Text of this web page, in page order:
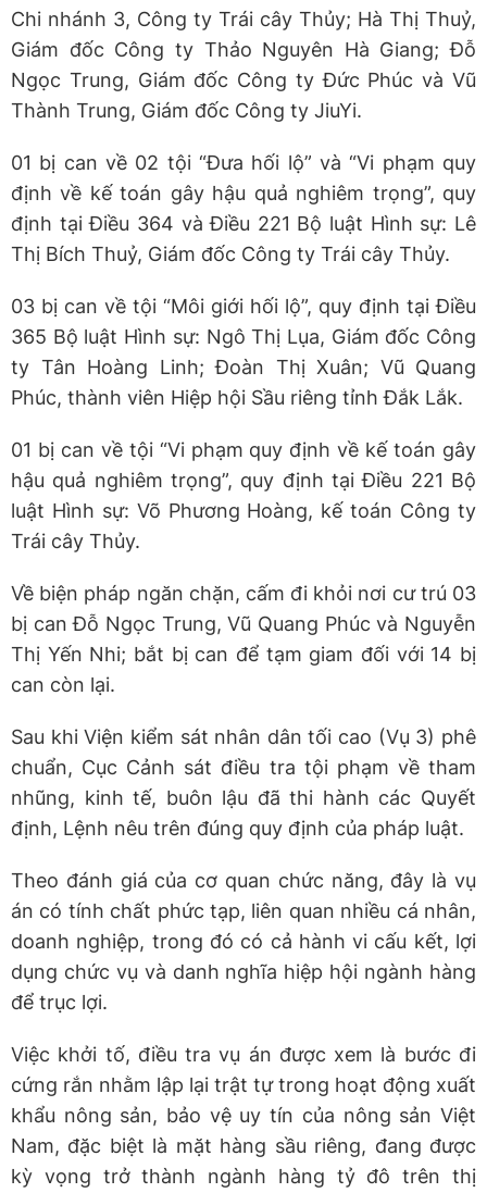
Chi nhánh 3, Công ty Trái cây Thủy; Hà Thị Thuỷ,
Giám đốc Công ty Thảo Nguyên Hà Giang; Đỗ
Ngọc Trung, Giám đốc Công ty Đức Phúc và Vũ
Thành Trung, Giám đốc Công ty JiuYi.
01 bị can về 02 tội “Đưa hối lộ” và “Vi phạm quy
định về kế toán gây hậu quả nghiêm trọng”, quy
định tại Điều 364 và Điều 221 Bộ luật Hình sự: Lê
Thị Bích Thuỷ, Giám đốc Công ty Trái cây Thủy.
03 bị can về tội “Môi giới hối lộ”, quy định tại Điều
365 Bộ luật Hình sự: Ngô Thị Lụa, Giám đốc Công
ty Tân Hoàng Linh; Đoàn Thị Xuân; Vũ Quang
Phúc, thành viên Hiệp hội Sầu riêng tỉnh Đắk Lắk.
01 bị can về tội “Vi phạm quy định về kế toán gây
hậu quả nghiêm trọng”, quy định tại Điều 221 Bộ
luật Hình sự: Võ Phương Hoàng, kế toán Công ty
Trái cây Thủy.
Về biện pháp ngăn chặn, cấm đi khỏi nơi cư trú 03
bị can Đỗ Ngọc Trung, Vũ Quang Phúc và Nguyễn
Thị Yến Nhi; bắt bị can để tạm giam đối với 14 bị
can còn lại.
Sau khi Viện kiểm sát nhân dân tối cao (Vụ 3) phê
chuẩn, Cục Cảnh sát điều tra tội phạm về tham
nhũng, kinh tế, buôn lậu đã thi hành các Quyết
định, Lệnh nêu trên đúng quy định của pháp luật.
Theo đánh giá của cơ quan chức năng, đây là vụ
án có tính chất phức tạp, liên quan nhiều cá nhân,
doanh nghiệp, trong đó có cả hành vi cấu kết, lợi
dụng chức vụ và danh nghĩa hiệp hội ngành hàng
để trục lợi.
Việc khởi tố, điều tra vụ án được xem là bước đi
cứng rắn nhằm lập lại trật tự trong hoạt động xuất
khẩu nông sản, bảo vệ uy tín của nông sản Việt
Nam, đặc biệt là mặt hàng sầu riêng, đang được
kỳ vọng trở thành ngành hàng tỷ đô trên thị